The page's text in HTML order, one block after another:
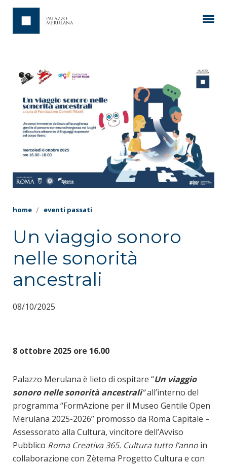
home eventi passati
Un viaggio sonoro
nelle sonorità
ancestrali
08/10/2025
8 ottobre 2025 ore 16.00
Palazzo Merulana è lieto di ospitare “Un viaggio
sonoro nelle sonorità ancestrali”all’interno del
programma “FormAzione per il Museo Gentile Open
Merulana 2025-2026” promosso da Roma Capitale –
Assessorato alla Cultura, vincitore dell’Avviso
Pubblico Roma Creativa 365. Cultura tutto l’anno in
collaborazione con Zètema Progetto Cultura e con